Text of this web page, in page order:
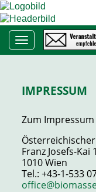
Toggle
IMPRESSUM
Zum Impressum
Franz Josefs-Kai
1010 Wien
Tel.: +43-1-533